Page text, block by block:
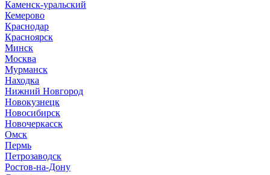
Каменск-уральский
Кемерово
Краснодар
Красноярск
Минск
Москва
Мурманск
Находка
Нижний Новгород
Новокузнецк
Новосибирск
Новочеркасск
Омск
Пермь
Петрозаводск
Ростов-на-Дону